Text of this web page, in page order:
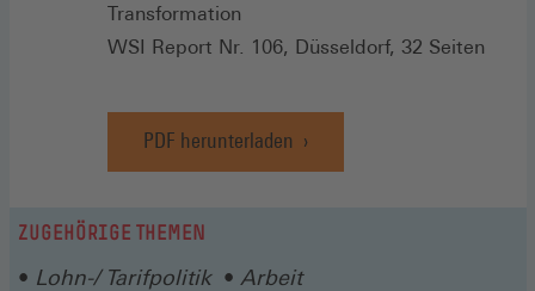
Transformation
WSI Report Nr. 106, Düsseldorf, 32 Seiten
PDF herunterladen
ZUGEHÖRIGE THEMEN
Lohn-/ Tarifpolitik
Arbeit